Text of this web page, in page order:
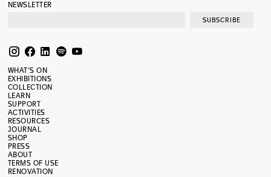
NEWSLETTER
SUBSCRIBE
WHAT’S ON
EXHIBITIONS
COLLECTION
LEARN
SUPPORT
ACTIVITIES
RESOURCES
JOURNAL
SHOP
PRESS
ABOUT
TERMS OF USE
RENOVATION